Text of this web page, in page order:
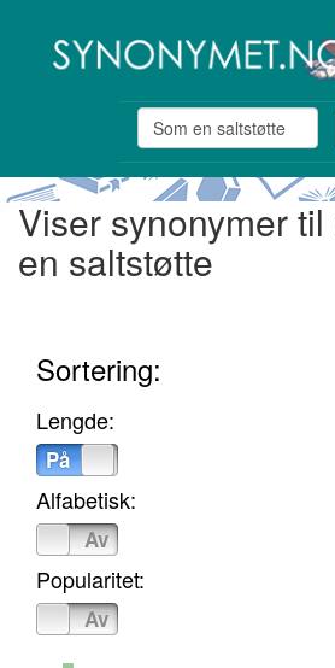
Viser synonymer
en saltstøtte
Sortering:
Lengde:
På
Alfabetisk:
Av
Popularitet:
Av